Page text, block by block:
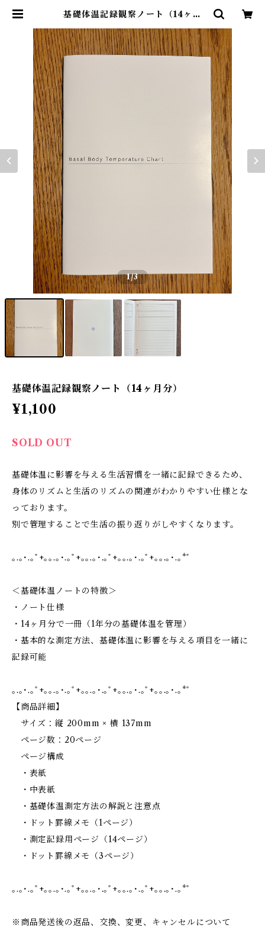
基礎体温記録観察ノート（14ヶ月
1/3
基礎体温記録観察ノート（14ヶ月分）
¥1,100
SOLD OUT
基礎体温に影響を与える生活習慣を一緒に記録できるため、
身体のリズムと生活のリズムの関連がわかりやすい仕様とな
っております。
別で管理することで生活の振り返りがしやすくなります。
｡.｡･.｡ﾟ+｡｡.｡･.｡ﾟ+｡｡.｡･.｡ﾟ+｡｡.｡･.｡ﾟ+｡｡.｡･.｡*ﾟ
＜基礎体温ノートの特徴＞
・ノート仕様
・14ヶ月分で一冊（1年分の基礎体温を管理）
・基本的な測定方法、基礎体温に影響を与える項目を一緒に
記録可能
｡.｡･.｡ﾟ+｡｡.｡･.｡ﾟ+｡｡.｡･.｡ﾟ+｡｡.｡･.｡ﾟ+｡｡.｡･.｡*ﾟ
【商品詳細】
サイズ：縦 200mm × 横 137mm
ページ数：20ページ
ページ構成
・表紙
・中表紙
・基礎体温測定方法の解説と注意点
・ドット罫線メモ（1ページ）
・測定記録用ページ（14ページ）
・ドット罫線メモ（3ページ）
｡.｡･.｡ﾟ+｡｡.｡･.｡ﾟ+｡｡.｡･.｡ﾟ+｡｡.｡･.｡ﾟ+｡｡.｡･.｡*ﾟ
※商品発送後の返品、交換、変更、キャンセルについて